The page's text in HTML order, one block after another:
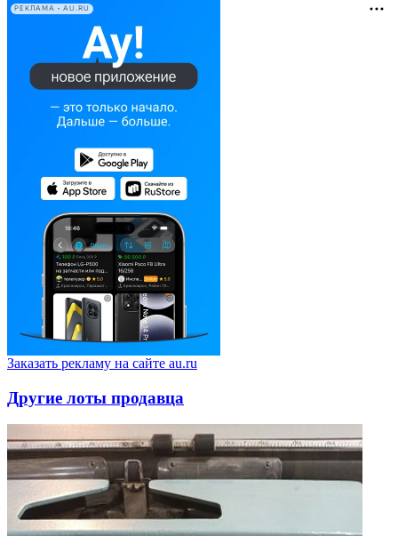
РЕКЛАМА • AU.RU
Заказать рекламу на сайте au.ru
Другие лоты продавца